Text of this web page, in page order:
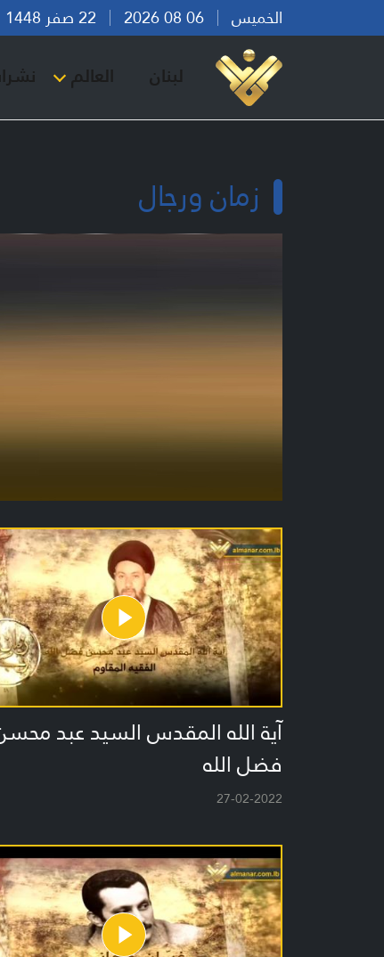
الخميس
لبنان العالم
زمان ورجال
آية الله المقدس السيد عبد
فضل الله
27-02-2022